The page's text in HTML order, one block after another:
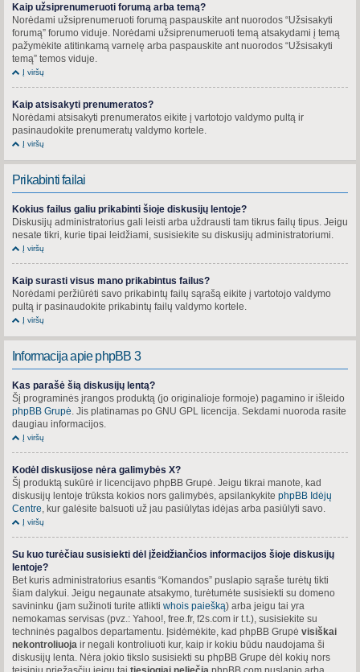
Kaip užsiprenumeruoti forumą arba temą?
Norėdami užsiprenumeruoti forumą paspauskite ant nuorodos “Užsisakyti
forumą” forumo viduje. Norėdami užsiprenumeruoti temą atsakydami į temą
pažymėkite atitinkamą varnelę arba paspauskite ant nuorodos “Užsisakyti
temą” temos viduje.
Į viršų
Kaip atsisakyti prenumeratos?
Norėdami atsisakyti prenumeratos eikite į vartotojo valdymo pultą ir
pasinaudokite prenumeratų valdymo kortele.
Į viršų
Prikabinti failai
Kokius failus galiu prikabinti šioje diskusijų lentoje?
Diskusijų administratorius gali leisti arba uždrausti tam tikrus failų tipus. Jeigu
nesate tikri, kurie tipai leidžiami, susisiekite su diskusijų administratoriumi.
Į viršų
Kaip surasti visus mano prikabintus failus?
Norėdami peržiūrėti savo prikabintų failų sąrašą eikite į vartotojo valdymo
pultą ir pasinaudokite prikabintų failų valdymo kortele.
Į viršų
Informacija apie phpBB 3
Kas parašė šią diskusijų lentą?
Šį programinės įrangos produktą (jo originalioje formoje) pagamino ir išleido
phpBB Grupė . Jis platinamas po GNU GPL licencija. Sekdami nuoroda rasite
daugiau informacijos.
Į viršų
Kodėl diskusijose nėra galimybės X?
Šį produktą sukūrė ir licencijavo phpBB Grupė. Jeigu tikrai manote, kad
diskusijų lentoje trūksta kokios nors galimybės, apsilankykite phpBB Idėjų
Centre , kur galėsite balsuoti už jau pasiūlytas idėjas arba pasiūlyti savo.
Į viršų
Su kuo turėčiau susisiekti dėl įžeidžiančios informacijos šioje diskusijų
lentoje?
Bet kuris administratorius esantis “Komandos” puslapio sąraše turėtų tikti
šiam dalykui. Jeigu negaunate atsakymo, turėtumėte susisiekti su domeno
savininku (jam sužinoti turite atlikti whois paiešką) arba jeigu tai yra
nemokamas servisas (pvz.: Yahoo!, free.fr, f2s.com ir t.t.), susisiekite su
techninės pagalbos departamentu. Įsidėmėkite, kad phpBB Grupė visiškai
nekontroliuoja ir negali kontroliuoti kur, kaip ir kokiu būdu naudojama ši
diskusijų lenta. Nėra jokio tikslo susisiekti su phpBB Grupe dėl kokių nors